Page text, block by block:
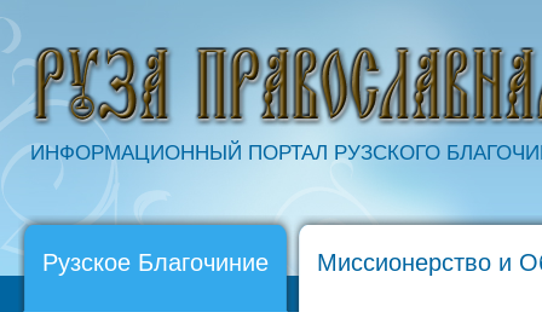
ИНФОРМАЦИОННЫЙ ПОРТАЛ РУЗСКОГО
Рузское Благочиние Миссионерство и